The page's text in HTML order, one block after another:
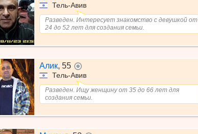
Тель-Авив
Разведен. Интересует знакомство с девушкой от
24 до 52 лет для создания семьи.
Алик, 55
Тель-Авив
Разведен. Ищу женщину от 35 до 66 лет для
создания семьи.